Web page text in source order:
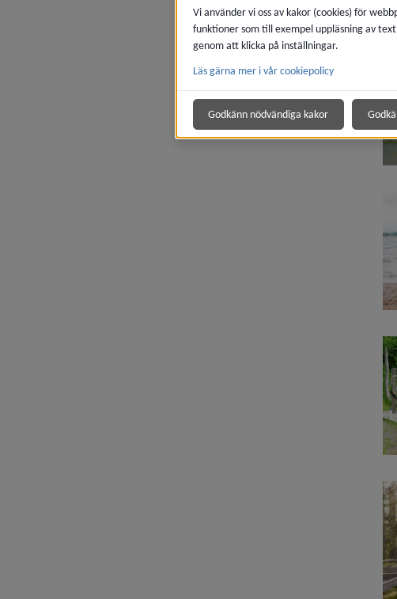
Vi använder vi oss av kakor (cookies) för
funktioner som till exempel uppläsning av
genom att klicka på inställningar.
Läs gärna mer i vår cookiepolicy
Godkänn nödvändiga kakor